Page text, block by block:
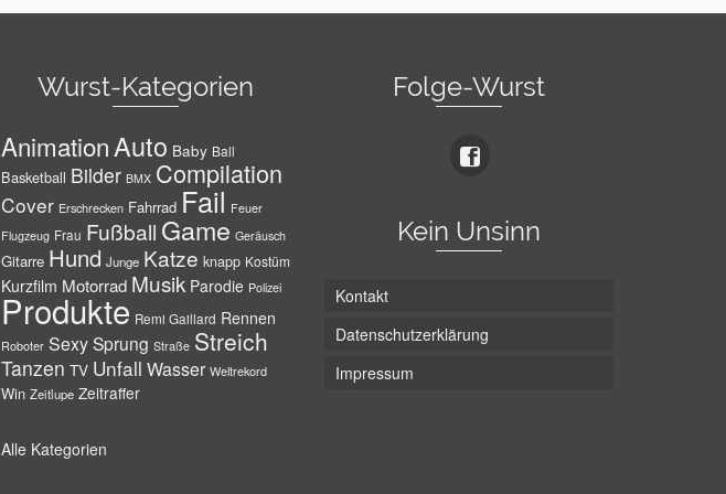
Wurst-Kategorien
AnimationAuto Baby Ball
Basketball Bilder BMX Compilation
Cover Erschrecken Fahrrad Fail Feuer
Flugzeug Frau Fußball Game Geräusch
Gitarre Hund Junge Katze knapp Kostüm
Kurzfilm Motorrad Musik Parodie Polizei
Produkte Remi Gaillard Rennen
Roboter SexySprung Straße Streich
Tanzen TV Unfall Wasser Weltrekord
Win Zeitlupe Zeitraffer
Alle Kategorien
Folge-Wurst
Kein Unsinn
Kontakt
Datenschutzerklärung
Impressum